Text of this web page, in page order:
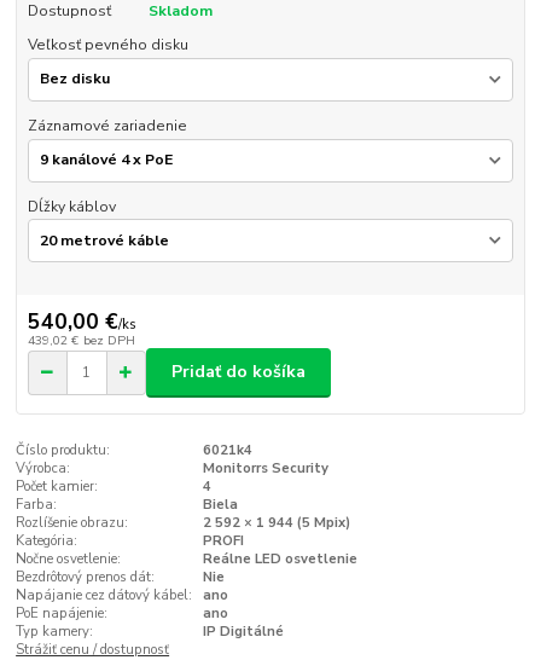
Dostupnosť
Skladom
Veľkosť pevného disku
Záznamové zariadenie
Dĺžky káblov
540,00 €/ks
439,02 € bez DPH
Pridať do košíka
Číslo produktu:
6021k4
Výrobca:
Monitorrs Security
Počet kamier:
4
Farba:
Biela
Rozlíšenie obrazu:
2 592 × 1 944 (5 Mpix)
Kategória:
PROFI
Nočne osvetlenie:
Reálne LED osvetlenie
Bezdrôtový prenos dát:
Nie
Napájanie cez dátový kábel:
ano
PoE napájenie:
ano
Typ kamery:
IP Digitálné
Strážiť cenu / dostupnosť